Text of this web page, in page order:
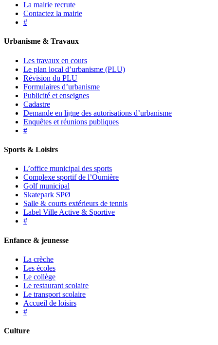
La mairie recrute
Contactez la mairie
#
Urbanisme & Travaux
Les travaux en cours
Le plan local d’urbanisme (PLU)
Révision du PLU
Formulaires d’urbanisme
Publicité et enseignes
Cadastre
Demande en ligne des autorisations d’urbanisme
Enquêtes et réunions publiques
#
Sports & Loisirs
L’office municipal des sports
Complexe sportif de l’Oumière
Golf municipal
Skatepark SPØ
Salle & courts extérieurs de tennis
Label Ville Active & Sportive
#
Enfance & jeunesse
La crèche
Les écoles
Le collège
Le restaurant scolaire
Le transport scolaire
Accueil de loisirs
#
Culture